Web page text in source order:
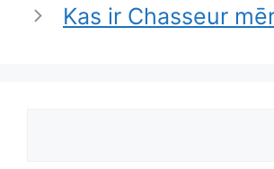
Kas ir Chasseur